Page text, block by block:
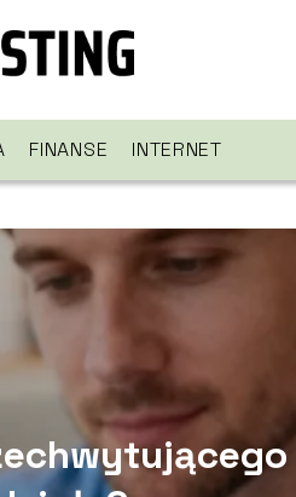
FINANSE INTERNET